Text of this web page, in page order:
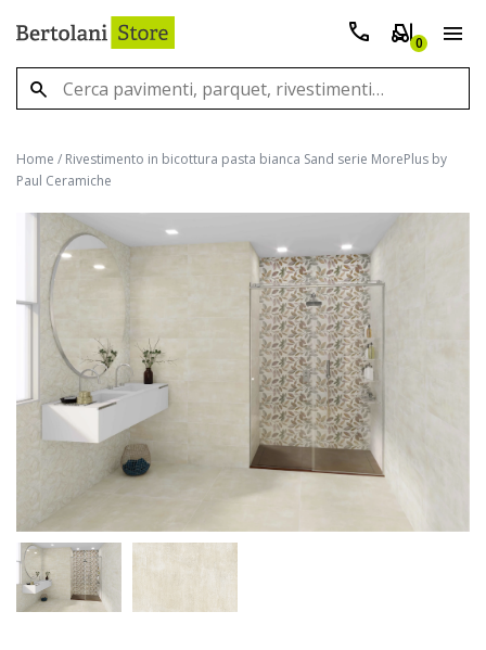
0
Home / Rivestimento in bicottura pasta bianca Sand serie MorePlus by
Paul Ceramiche